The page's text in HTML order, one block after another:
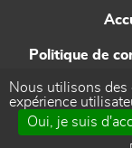
Politique de
Nous utilisons des
expérience
Oui, je suis